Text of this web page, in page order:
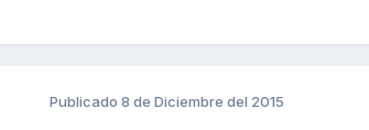
Publicado 8 de Diciembre del 2015